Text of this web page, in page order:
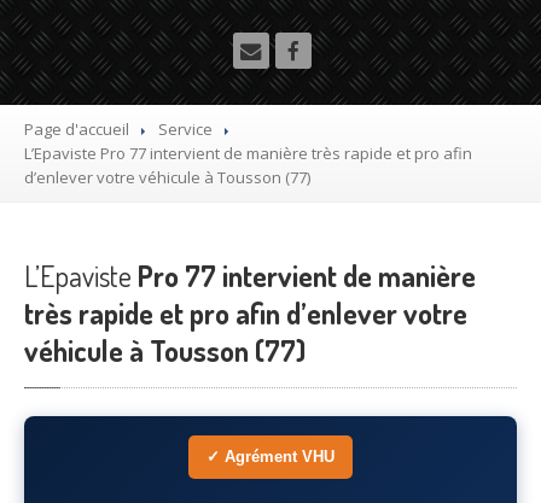
Utilitaire
Démolisseuragrée VHU gratuit
Mettre à la casse sa voiture
Dépollutionde véhicule hors d’usage gratuit
Destruction de voiture agréé
EpavisteGratuit
Rachat voiture accidentée
Où?
Page d'accueil
Service
L’Epaviste Pro 77 intervient de manière très rapide et pro afin
d’enlever votre véhicule à Tousson (77)
L’Epaviste Pro 77 intervient de manière
très rapide et pro afin d’enlever votre
véhicule à Tousson (77)
✓ Agrément VHU